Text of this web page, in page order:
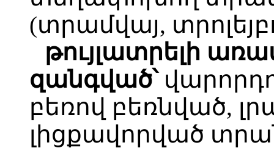
(տրամվայ,
թույլատրելի
զանգված՝
բեռով բեռնված,
լիցքավորված